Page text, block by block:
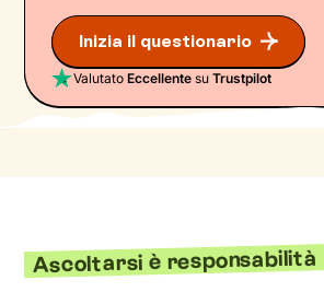
Inizia il questionario
ValutatoEccellente suTrustpilot
Ascoltarsi è responsabilità